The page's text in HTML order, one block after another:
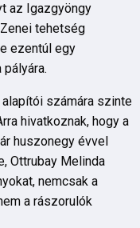
az Igazgyöngy
tehetség
ezentúl egy
számára szinte
hivatkoznak, hogy a
huszonegy évvel
Ottrubay Melinda
nemcsak a
a rászorulók